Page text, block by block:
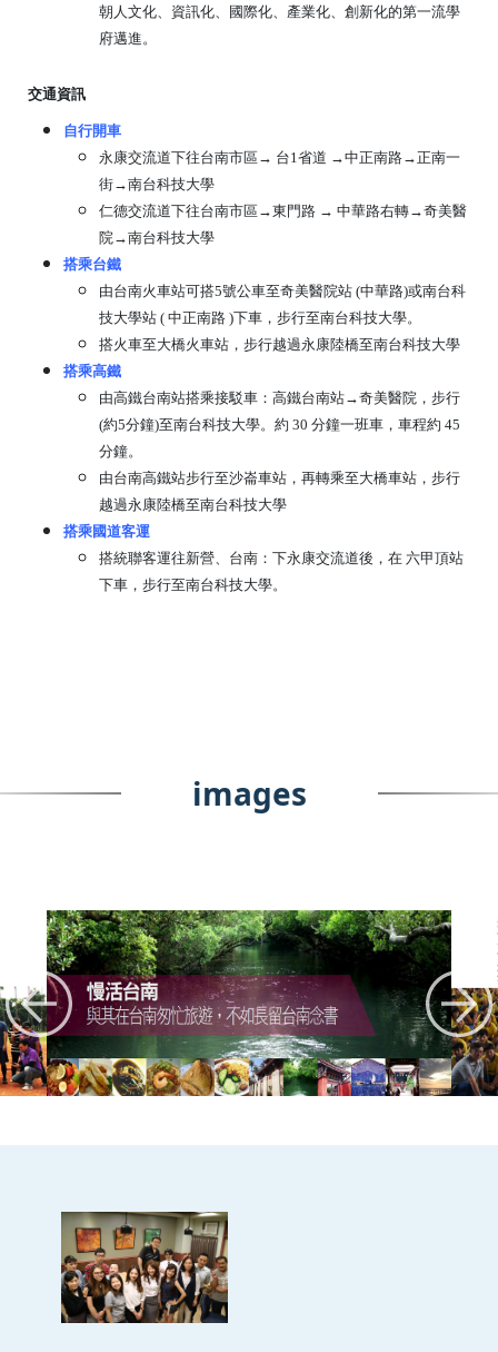
朝人文化、資訊化、國際化、產業化、創新化的第一流學
府邁進。
交通資訊
自行開車
永康交流道下往台南市區→ 台1省道 →中正南路→正南一
街→南台科技大學
仁德交流道下往台南市區→東門路 → 中華路右轉→奇美醫
院→南台科技大學
搭乘台鐵
由台南火車站可搭5號公車至奇美醫院站 (中華路)或南台科
技大學站 ( 中正南路 )下車，步行至南台科技大學。
搭火車至大橋火車站，步行越過永康陸橋至南台科技大學
搭乘高鐵
由高鐵台南站搭乘接駁車：高鐵台南站→奇美醫院，步行
(約5分鐘)至南台科技大學。約 30 分鐘一班車，車程約 45
分鐘。
由台南高鐵站步行至沙崙車站，再轉乘至大橋車站，步行
越過永康陸橋至南台科技大學
搭乘國道客運
搭統聯客運往新營、台南：下永康交流道後，在 六甲頂站
下車，步行至南台科技大學。
images